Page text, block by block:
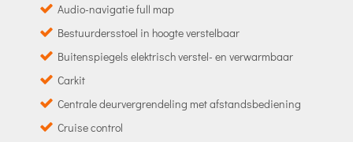
Audio-navigatie full map
Bestuurdersstoel in hoogte verstelbaar
Buitenspiegels elektrisch verstel- en verwarmbaar
Carkit
Centrale deurvergrendeling met afstandsbediening
Cruise control